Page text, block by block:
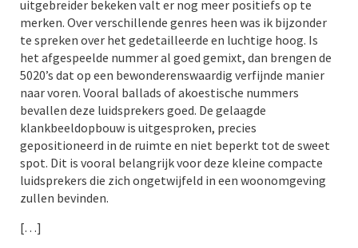
uitgebreider bekeken valt er nog meer positiefs op te
merken. Over verschillende genres heen was ik bijzonder
te spreken over het gedetailleerde en luchtige hoog. Is
het afgespeelde nummer al goed gemixt, dan brengen de
5020’s dat op een bewonderenswaardig verfijnde manier
naar voren. Vooral ballads of akoestische nummers
bevallen deze luidsprekers goed. De gelaagde
klankbeeldopbouw is uitgesproken, precies
gepositioneerd in de ruimte en niet beperkt tot de sweet
spot. Dit is vooral belangrijk voor deze kleine compacte
luidsprekers die zich ongetwijfeld in een woonomgeving
zullen bevinden.
[…]